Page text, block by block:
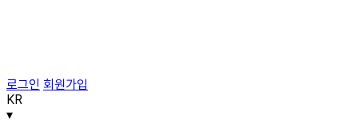
로그인 회원가입
KR
▾